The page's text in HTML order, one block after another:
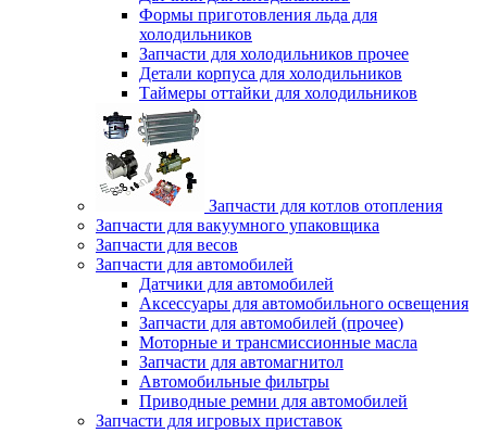
Формы приготовления льда для
холодильников
Запчасти для холодильников прочее
Детали корпуса для холодильников
Таймеры оттайки для холодильников
Запчасти для котлов отопления
Запчасти для вакуумного упаковщика
Запчасти для весов
Запчасти для автомобилей
Датчики для автомобилей
Аксессуары для автомобильного освещения
Запчасти для автомобилей (прочее)
Моторные и трансмиссионные масла
Запчасти для автомагнитол
Автомобильные фильтры
Приводные ремни для автомобилей
Запчасти для игровых приставок